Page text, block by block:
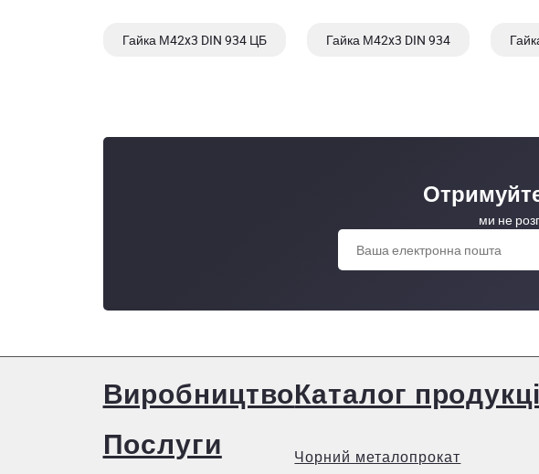
Гайка М42x3 DIN 934 ЦБ Гайка М42x3 DIN 934
ми не
Виробництво
Послуги
Каталог
Чорний металопрокат